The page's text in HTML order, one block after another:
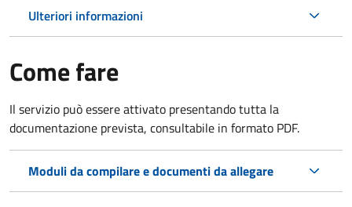
Ulteriori informazioni
Come fare
Il servizio può essere attivato presentando tutta la
documentazione prevista, consultabile in formato PDF.
Moduli da compilare e documenti da allegare